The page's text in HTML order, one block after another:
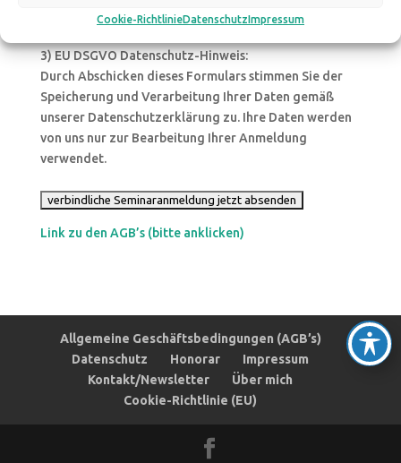
Cookie-RichtlinieDatenschutzImpressum
Kästchen anklicken, wenn Sie die AGB's gelesen
3) EU DSGVO Datenschutz-Hinweis:
Durch Abschicken dieses Formulars stimmen Sie der
Speicherung und Verarbeitung Ihrer Daten gemäß
unserer Datenschutzerklärung zu. Ihre Daten werden
von uns nur zur Bearbeitung Ihrer Anmeldung
verwendet.
Link zu den AGB’s (bitte anklicken)
Allgemeine Geschäftsbedingungen (AGB’s)
Datenschutz
Honorar
Impressum
Kontakt/Newsletter
Über mich
Cookie-Richtlinie (EU)